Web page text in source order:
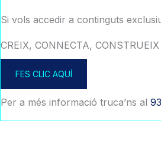
Si vols accedir a continguts
CREIX, CONNECTA,
FES CLIC AQUÍ
Per a més informació truca’ns al